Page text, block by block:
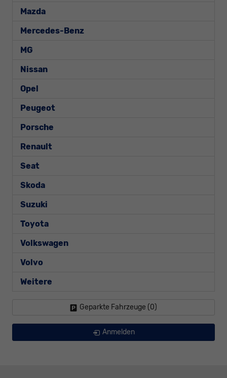
Mazda
Mercedes-Benz
MG
Nissan
Opel
Peugeot
Porsche
Renault
Seat
Skoda
Suzuki
Toyota
Volkswagen
Volvo
Weitere
Geparkte Fahrzeuge (0)
Anmelden